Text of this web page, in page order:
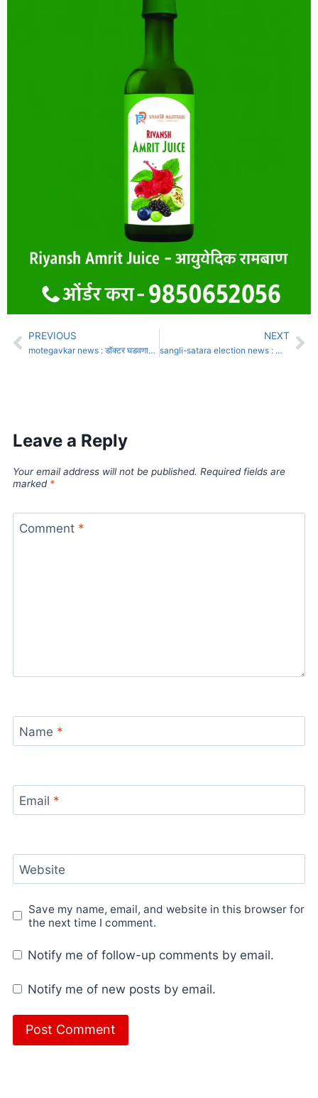
PREVIOUS
motegavkar news : डॉक्टर घडवणारी फॅक्टरी की पेपरफुटीचा अड्डा?
NEXT
sangli-satara election news : सांगली-सातारा विधानपरिषदेसाठी 853 मतदार
Leave a Reply
Your email address will not be published. Required fields are
marked *
Comment *
Name *
Email *
Website
Save my name, email, and website in this browser for
the next time I comment.
Notify me of follow-up comments by email.
Notify me of new posts by email.